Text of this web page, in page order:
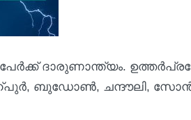
ദാരുണാന്ത്യം.
ബുഡോണ്‍, ചന്ദൗലി,